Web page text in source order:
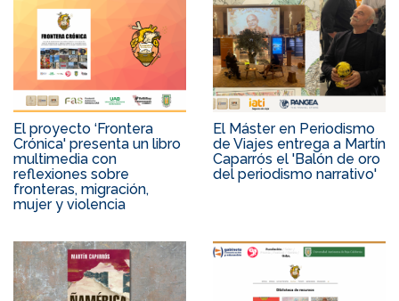
El proyecto ‘Frontera
Crónica' presenta un libro
multimedia con
reflexiones sobre
fronteras, migración,
mujer y violencia
El Máster en Periodismo
de Viajes entrega a Martín
Caparrós el 'Balón de oro
del periodismo narrativo'